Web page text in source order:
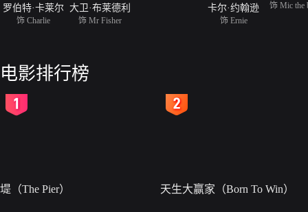
罗伯特·卡莱尔
饰 Charlie
大卫·布莱德利
饰 Mr Fisher
卡尔·约翰逊
饰 Ernie
饰 Mic the
电影排行榜
堤（The Pier） 天生大赢家（Born To Win）